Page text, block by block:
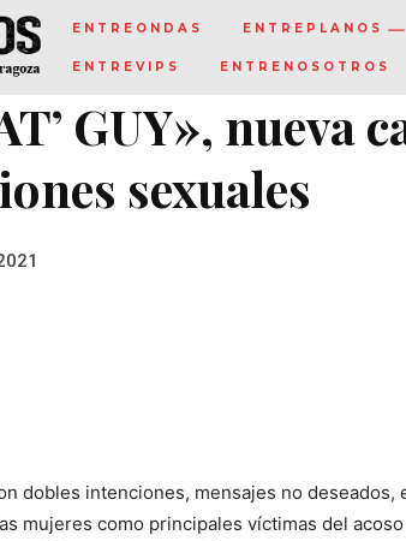
ENTREONDAS ENTREPLANOS
ENTREVIPS ENTRENOSOTROS
GUY», nueva
sexuales
dobles intenciones, mensajes no deseados,
mujeres como principales víctimas del